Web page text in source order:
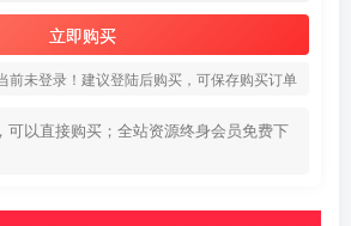
立即购买
前未登录！建议登陆后购买，可保存购买订单
可以直接购买；全站资源终身会员免费下